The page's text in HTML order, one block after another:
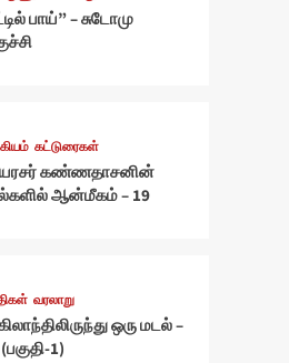
பாய்” – சுடோமு
கட்டுரைகள்
கண்ணதாசனின்
ஆன்மீகம் – 19
வரலாறு
ஒரு மடல் –
1)